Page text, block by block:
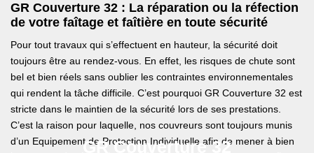
GR Couverture 32
GR Couverture 32 : La réparation ou la réfection
de votre faîtage et faîtière en toute sécurité
Pour tout travaux qui s’effectuent en hauteur, la sécurité doit
toujours être au rendez-vous. En effet, les risques de chute sont
bel et bien réels sans oublier les contraintes environnementales
qui rendent la tâche difficile. C’est pourquoi GR Couverture 32 est
stricte dans le maintien de la sécurité lors de ses prestations.
C’est la raison pour laquelle, nos couvreurs sont toujours munis
d’un Equipement de Protection Individuelle afin de mener à bien